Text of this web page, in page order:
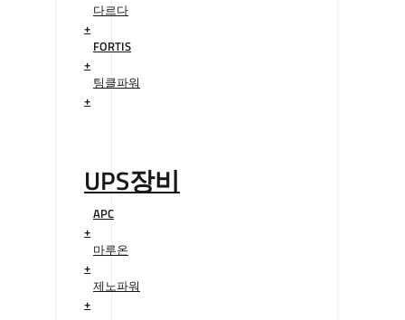
다르다
+
FORTIS
+
팅클파워
+
UPS장비
APC
+
마루온
+
제노파워
+